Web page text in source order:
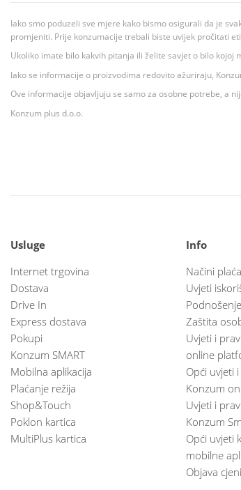
Iako smo poduzeli sve mjere kako bismo osigurali da je
promjeniti. Prije konzumacije trebali biste uvijek pročitati
Ukoliko imate bilo kakvih pitanja ili želite savjet o bilo kojoj
Iako se informacije o proizvodima redovito ažuriraju,
Ove informacije objavljuju se samo za osobne potrebe, a
Konzum plus d.o.o.
Usluge
Internet trgovina
Dostava
Drive In
Express dostava
Pokupi
Konzum SMART
Mobilna aplikacija
Plaćanje režija
Shop&Touch
Poklon kartica
MultiPlus kartica
Info
Načini
Uvjeti
Zaštita
Uvjeti i
online
Opći uvjeti
Konzum
Uvjeti i
Konzum
Opći uvjeti
mobilne
Objava